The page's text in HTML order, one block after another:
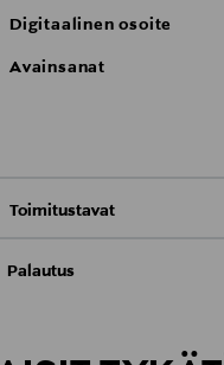
Digitaalinen osoite
Avainsanat
Toimitustavat
Palautus